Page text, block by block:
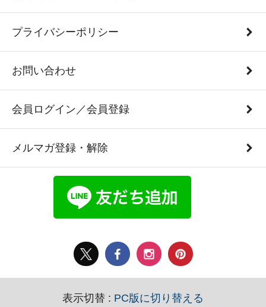
プライバシーポリシー
お問い合わせ
会員ログイン／会員登録
メルマガ登録・解除
表示切替 : PC版に切り替える